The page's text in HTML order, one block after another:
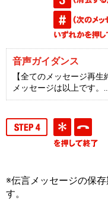
音声ガイダンス
【全てのメッセージ再生
メッセージは以上です。…
※伝言メッセージの保
す。